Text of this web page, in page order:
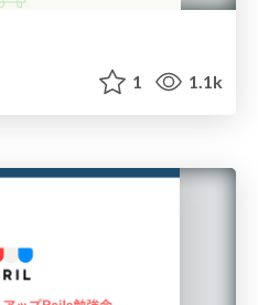
1 1.1k